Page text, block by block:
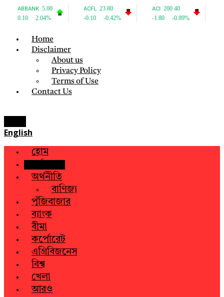
Home
Disclaimer
About us
Privacy Policy
Terms of Use
Contact Us
English
হোম
অর্থনীতি
বাণিজ্য
পুঁজিবাজার
ব্যাংক
বীমা
কর্পোরেট
এগ্রিবিজনেস
বিশ্ব
খেলা
আরও